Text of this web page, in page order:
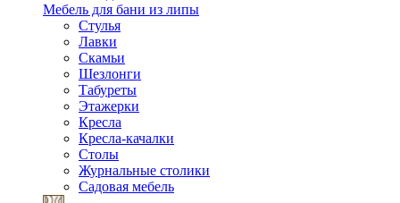
Мебель для бани из липы
Стулья
Лавки
Скамьи
Шезлонги
Табуреты
Этажерки
Кресла
Кресла-качалки
Столы
Журнальные столики
Садовая мебель